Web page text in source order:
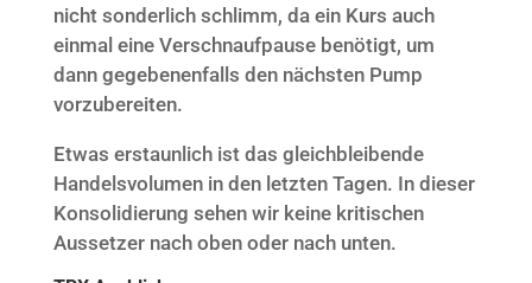
nicht sonderlich schlimm, da ein Kurs auch
einmal eine Verschnaufpause benötigt, um
dann gegebenenfalls den nächsten Pump
vorzubereiten.
Etwas erstaunlich ist das gleichbleibende
Handelsvolumen in den letzten Tagen. In dieser
Konsolidierung sehen wir keine kritischen
Aussetzer nach oben oder nach unten.